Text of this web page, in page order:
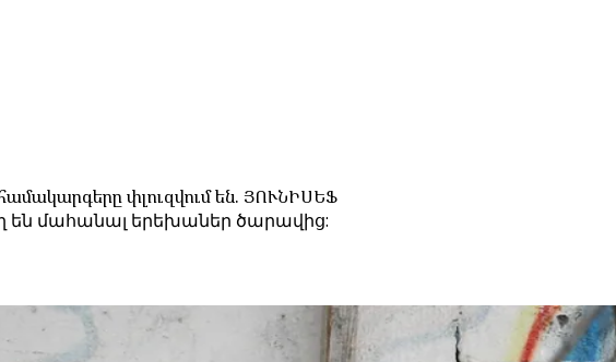
փլուզվում են. ՅՈՒՆԻՍԵՖ
են մահանալ երեխաներ ծարավից: